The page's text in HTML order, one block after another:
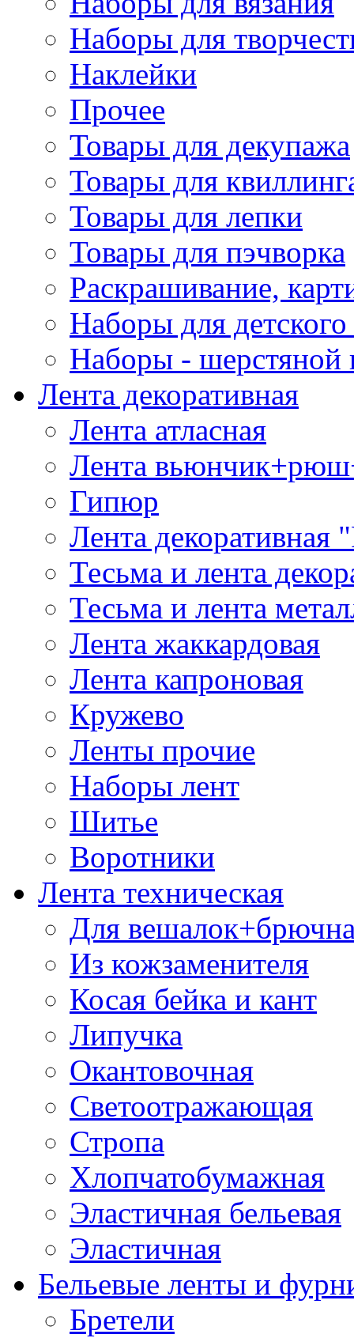
Наборы для
Наклейки
Прочее
Товары для декупажа
Товары для
Товары для лепки
Товары для пэчворка
Раскрашивание,
Наборы для
Наборы - шерстяной
Лента декоративная
Лента атласная
Лента
Гипюр
Лента декоративная
Тесьма и лента
Тесьма и лента
Лента жаккардовая
Лента капроновая
Кружево
Ленты прочие
Наборы лент
Шитье
Воротники
Лента техническая
Для
Из кожзаменителя
Косая бейка и кант
Липучка
Окантовочная
Светоотражающая
Стропа
Хлопчатобумажная
Эластичная бельевая
Эластичная
Бельевые ленты и
Бретели